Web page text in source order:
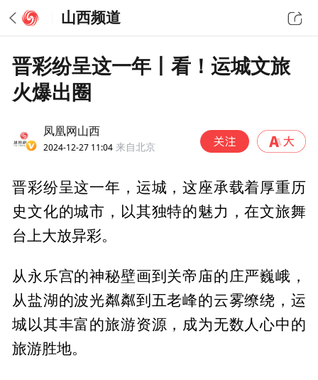
山西频道
晋彩纷呈这一年丨看！运城文旅
火爆出圈
凤凰网山西
2024-12-27 11:04 来自北京
晋彩纷呈这一年，运城，这座承载着厚重历
史文化的城市，以其独特的魅力，在文旅舞
台上大放异彩。
从永乐宫的神秘壁画到关帝庙的庄严巍峨，
从盐湖的波光粼粼到五老峰的云雾缭绕，运
城以其丰富的旅游资源，成为无数人心中的
旅游胜地。